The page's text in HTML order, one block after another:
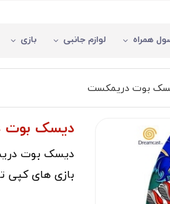
همراه لوازم جانبی بازی
بوت دریمکست
دیسک بوت
دیسک بوت
بازی های کپی